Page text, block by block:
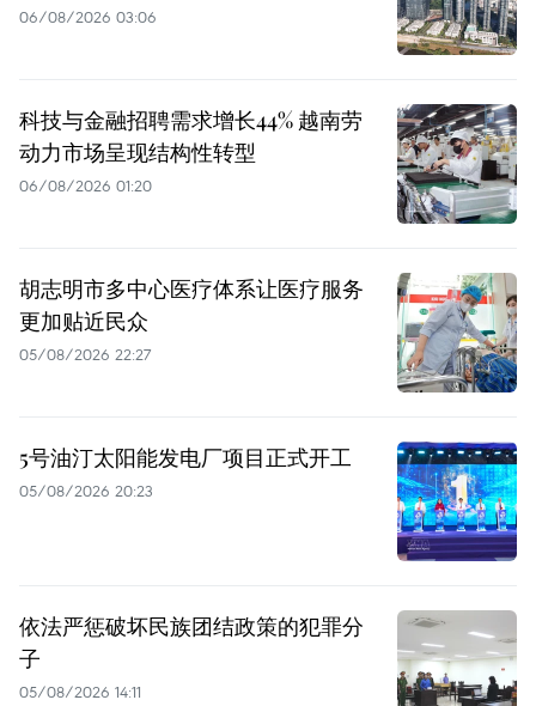
06/08/2026 03:06
科技与金融招聘需求增长44% 越南劳
动力市场呈现结构性转型
06/08/2026 01:20
胡志明市多中心医疗体系让医疗服务
更加贴近民众
05/08/2026 22:27
5号油汀太阳能发电厂项目正式开工
05/08/2026 20:23
依法严惩破坏民族团结政策的犯罪分
子
05/08/2026 14:11